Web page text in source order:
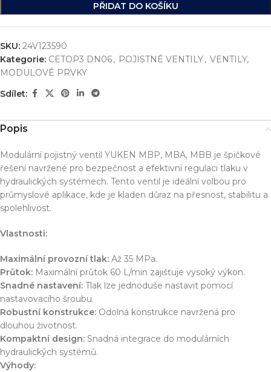
PŘIDAT DO KOŠÍKU
SKU: 24V123590
Kategorie: CETOP3 DN06, POJISTNÉ VENTILY, VENTILY,
MODULOVÉ PRVKY
Sdílet:
Popis
Modulární pojistný ventil YUKEN MBP, MBA, MBB je špičkové
řešení navržené pro bezpečnost a efektivní regulaci tlaku v
hydraulických systémech. Tento ventil je ideální volbou pro
průmyslové aplikace, kde je kladen důraz na přesnost, stabilitu a
spolehlivost.
Vlastnosti:
Maximální provozní tlak: Až 35 MPa.
Průtok: Maximální průtok 60 L/min zajišťuje vysoký výkon.
Snadné nastavení: Tlak lze jednoduše nastavit pomocí
nastavovacího šroubu.
Robustní konstrukce: Odolná konstrukce navržená pro
dlouhou životnost.
Kompaktní design: Snadná integrace do modulárních
hydraulických systémů.
Výhody: